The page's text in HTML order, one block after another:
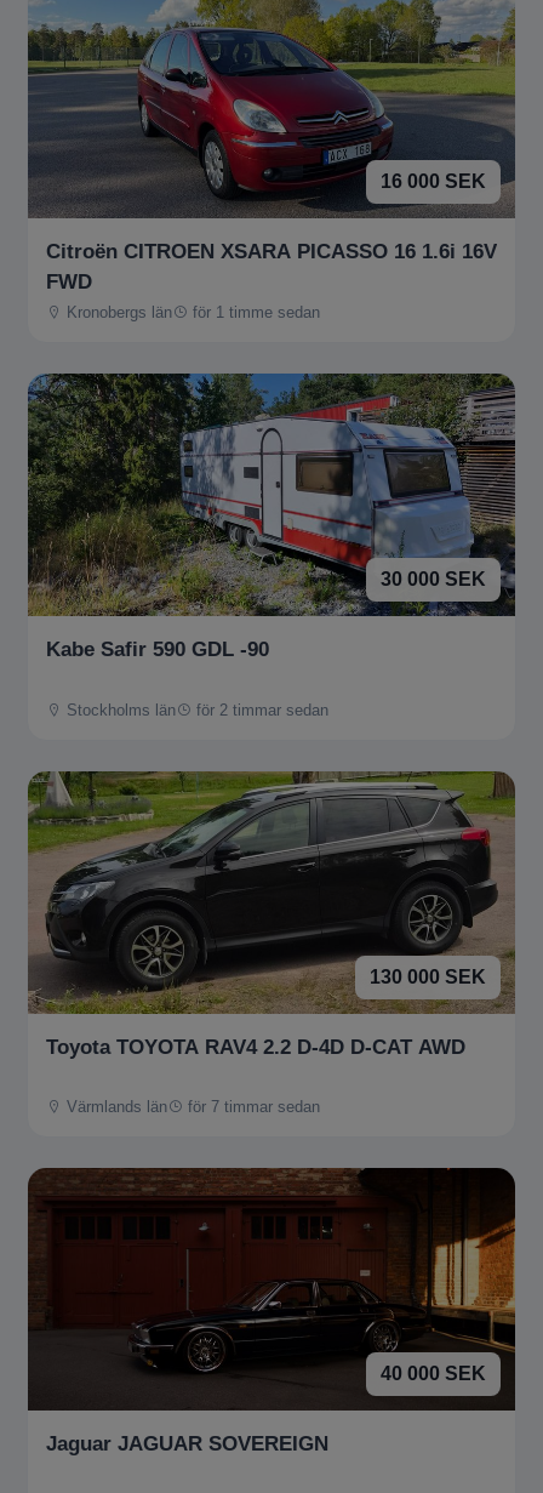
16 000 SEK
Citroën CITROEN XSARA PICASSO 16 1.6i 16V
FWD
Kronobergs län för 1 timme sedan
30 000 SEK
Kabe Safir 590 GDL -90
Stockholms län för 2 timmar sedan
130 000 SEK
Toyota TOYOTA RAV4 2.2 D-4D D-CAT AWD
Värmlands län för 7 timmar sedan
40 000 SEK
Jaguar JAGUAR SOVEREIGN